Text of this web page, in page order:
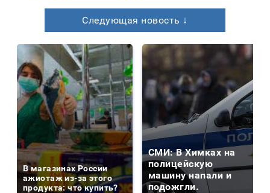
Следующая новость ↓
В магазинах России
ажиотаж из-за этого
продукта: что купить?
СМИ: В Химках на
полицейскую
машину напали и
подожгли.